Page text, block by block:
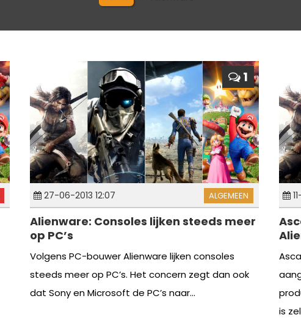
1
27-06-2013 12:07 ALGEMEEN
Alienware: Consoles lijken steeds meer
op PC’s
Volgens PC-bouwer Alienware lijken consoles
steeds meer op PC’s. Het concern zegt dan ook
dat Sony en Microsoft de PC’s naar...
is